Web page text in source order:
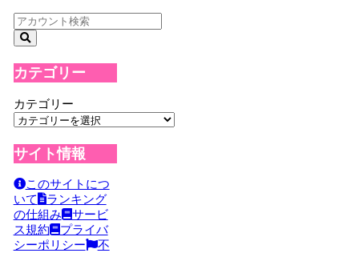
カテゴリー
カテゴリー
サイト情報
このサイトにつ
いて
ランキング
の仕組み
サービ
ス規約
プライバ
シーポリシー
不